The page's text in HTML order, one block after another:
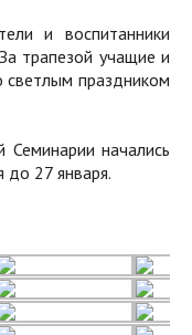
и воспитанники
трапезой учащие и
светлым праздником
Семинарии начались
до 27 января.